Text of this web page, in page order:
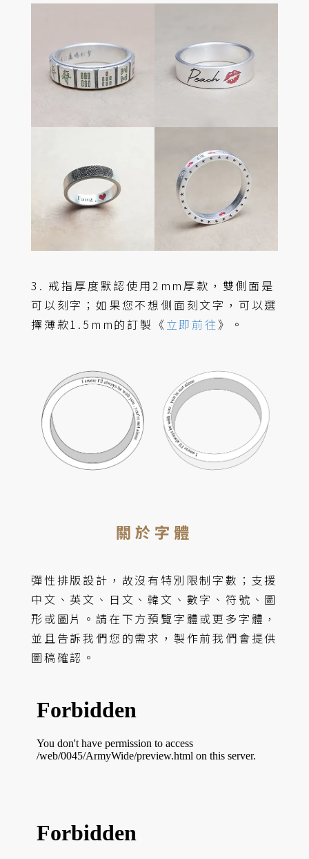
3. 戒指厚度默認使用2mm厚款，雙側面是
可以刻字；如果您不想側面刻文字，可以選
擇薄款1.5mm的訂製《 立即前往 》。
關於字體
彈性排版設計，故沒有特別限制字數；支援
中文、英文、日文、韓文、數字、符號、圖
形或圖片。請在下方預覽字體或更多字體，
並且告訴我們您的需求，製作前我們會提供
圖稿確認。